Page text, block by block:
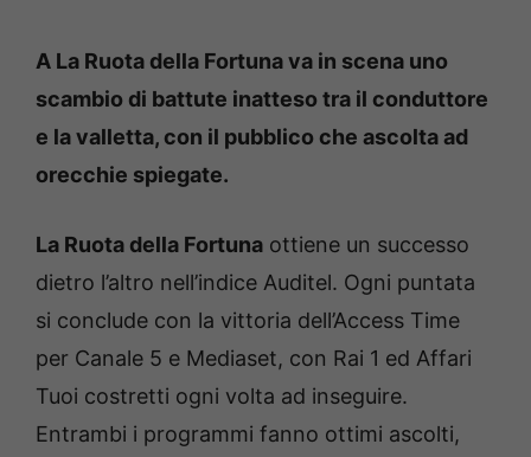
A La Ruota della Fortuna va in scena uno
scambio di battute inatteso tra il conduttore
e la valletta, con il pubblico che ascolta ad
orecchie spiegate.
La Ruota della Fortuna ottiene un successo
dietro l’altro nell’indice Auditel. Ogni puntata
si conclude con la vittoria dell’Access Time
per Canale 5 e Mediaset, con Rai 1 ed Affari
Tuoi costretti ogni volta ad inseguire.
Entrambi i programmi fanno ottimi ascolti,